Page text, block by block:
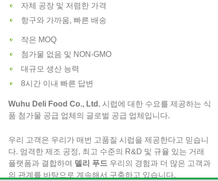
자체 공장 및 저렴한 가격
항구와 가까움, 빠른 배송
작은 MOQ
첨가물 없음 및 NON-GMO
대규모 생산 능력
8시간 이내 빠른 답변
Wuhu Deli Food Co., Ltd. 시럽에 대한 수요를 제공하는 식
품 첨가물 공급 업체의 글로벌 공급 업체입니다.
우리 고객은 우리가 매번 고품질 시럽을 제공한다고 믿습니
다. 엄격한 제조 공정, 최고 수준의 R&D 및 규율 있는 거래
플랫폼과 결합하여 델리 푸드 우리의 경험과 더 많은 고객과
의 관계를 바탕으로 계속해서 구축하고 있습니다.